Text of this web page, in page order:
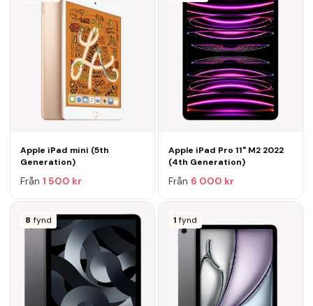
Apple iPad mini (5th
Generation)
Från 1 500 kr
Apple iPad Pro 11" M2 2022
(4th Generation)
Från 6 000 kr
8 fynd 1 fynd